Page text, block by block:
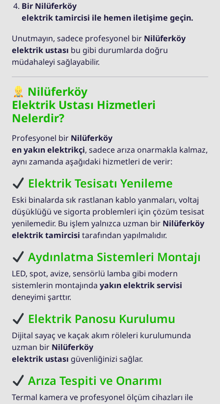
Bir Nilüferköy
elektrik tamircisi ile hemen iletişime geçin.
Unutmayın, sadece profesyonel bir Nilüferköy
elektrik ustası bu gibi durumlarda doğru
müdahaleyi sağlayabilir.
Nilüferköy
Elektrik Ustası Hizmetleri
Nelerdir?
Profesyonel bir Nilüferköy
en yakın elektrikçi, sadece arıza onarmakla kalmaz,
aynı zamanda aşağıdaki hizmetleri de verir:
Elektrik Tesisatı Yenileme
Eski binalarda sık rastlanan kablo yanmaları, voltaj
düşüklüğü ve sigorta problemleri için çözüm tesisat
yenilemedir. Bu işlem yalnızca uzman bir Nilüferköy
elektrik tamircisi tarafından yapılmalıdır.
Aydınlatma Sistemleri Montajı
LED, spot, avize, sensörlü lamba gibi modern
sistemlerin montajında yakın elektrik servisi
deneyimi şarttır.
Elektrik Panosu Kurulumu
Dijital sayaç ve kaçak akım röleleri kurulumunda
uzman bir Nilüferköy
elektrik ustası güvenliğinizi sağlar.
Arıza Tespiti ve Onarımı
Termal kamera ve profesyonel ölçüm cihazları ile